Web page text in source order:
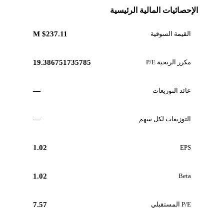
الإحصائيات المالية الرئيسية
القيمة السوقية $237.11 M
مكرر الربحية P/E 19.386751735785
عائد التوزيعات —
التوزيعات لكل سهم —
EPS
1.02
Beta
1.02
P/E المستقبلي 7.57